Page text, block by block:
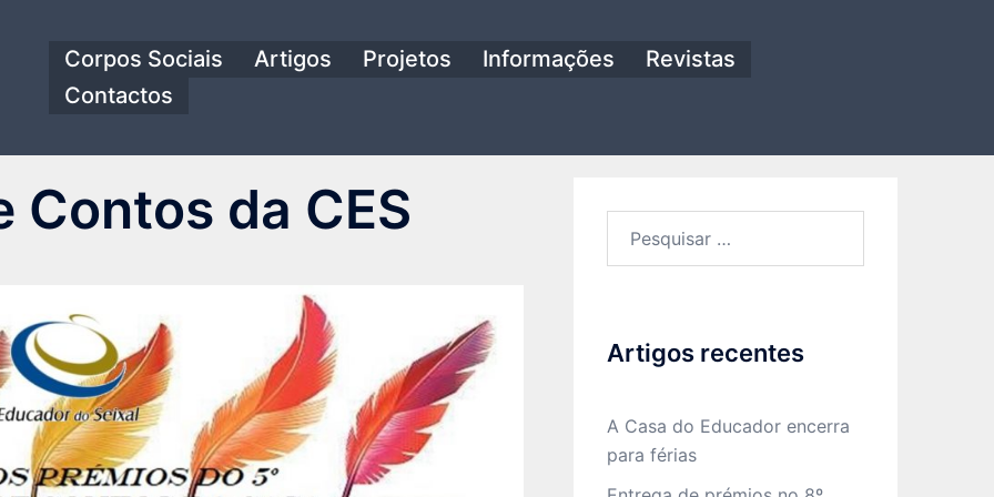
Corpos Sociais Artigos Projetos Informações
Revistas
Contactos
Contos da CES
Artigos recentes
A Casa do Educador encerra
para férias